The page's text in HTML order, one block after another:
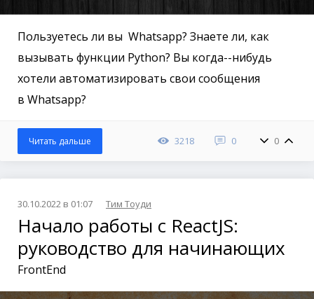
Пользуетесь ли вы Whatsapp? Знаете ли, как
вызывать функции Python? Вы когда--нибудь
хотели автоматизировать свои сообщения
в Whatsapp?
3218 0 0
Читать дальше
30.10.2022 в 01:07 Тим Тоуди
Начало работы с ReactJS:
руководство для начинающих
FrontEnd